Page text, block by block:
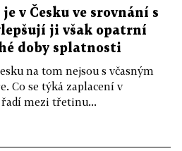
v Česku ve srovnání s
ji však opatrní
doby splatnosti
na tom nejsou s včasným
Co se týká zaplacení v
mezi třetinu...